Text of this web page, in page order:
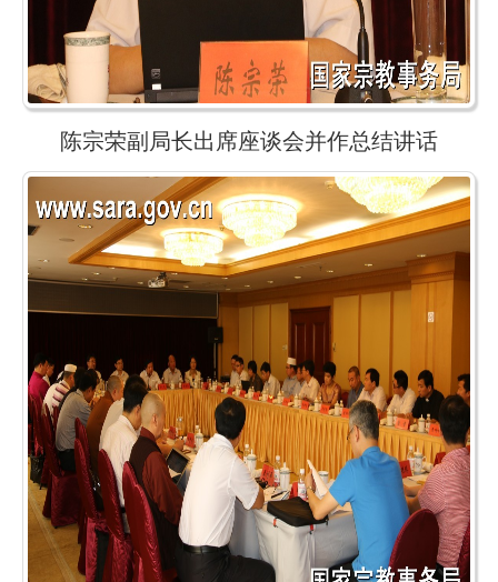
陈宗荣副局长出席座谈会并作总结讲话